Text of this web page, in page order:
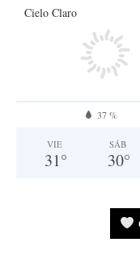
Cielo Claro
37 %
VIE
31°
SÁB
30°